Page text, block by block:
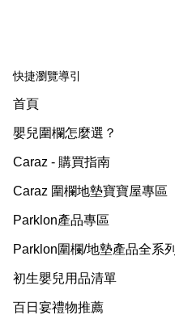
快捷瀏覽導引
首頁
嬰兒圍欄怎麼選？
Caraz - 購買指南
Caraz 圍欄地墊寶寶屋專區
Parklon產品專區
Parklon圍欄/地墊產品全系列
初生嬰兒用品清單
百日宴禮物推薦